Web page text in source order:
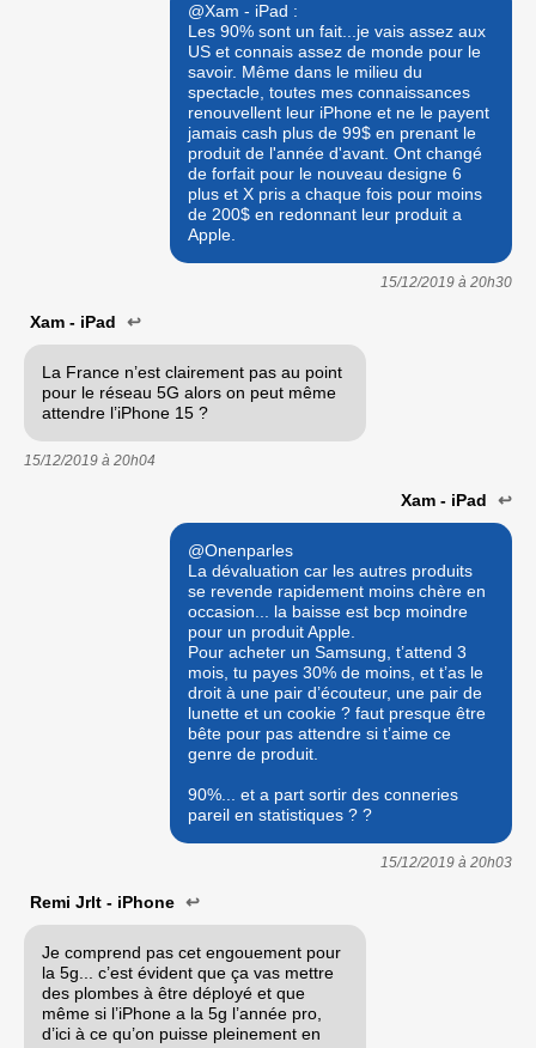
@Xam - iPad :
Les 90% sont un fait...je vais assez aux
US et connais assez de monde pour le
savoir. Même dans le milieu du
spectacle, toutes mes connaissances
renouvellent leur iPhone et ne le payent
jamais cash plus de 99$ en prenant le
produit de l'année d'avant. Ont changé
de forfait pour le nouveau designe 6
plus et X pris a chaque fois pour moins
de 200$ en redonnant leur produit a
Apple.
15/12/2019 à 20h30
Xam - iPad ↩
La France n’est clairement pas au point
pour le réseau 5G alors on peut même
attendre l’iPhone 15 ?
15/12/2019 à 20h04
Xam - iPad ↩
@Onenparles
La dévaluation car les autres produits
se revende rapidement moins chère en
occasion... la baisse est bcp moindre
pour un produit Apple.
Pour acheter un Samsung, t’attend 3
mois, tu payes 30% de moins, et t’as le
droit à une pair d’écouteur, une pair de
lunette et un cookie ? faut presque être
bête pour pas attendre si t’aime ce
genre de produit.
90%... et a part sortir des conneries
pareil en statistiques ? ?
15/12/2019 à 20h03
Remi Jrlt - iPhone ↩
Je comprend pas cet engouement pour
la 5g... c’est évident que ça vas mettre
des plombes à être déployé et que
même si l’iPhone a la 5g l’année pro,
d’ici à ce qu’on puisse pleinement en